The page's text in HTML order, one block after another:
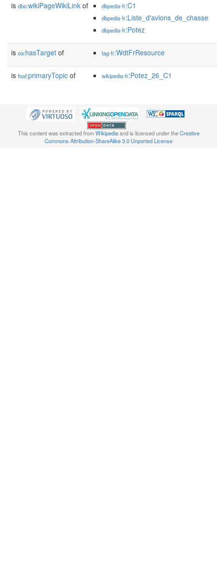
is dbo:wikiPageWikiLink of dbpedia-fr:C1
dbpedia-fr:Liste_d'avions_de_chasse
dbpedia-fr:Potez
is oa:hasTarget of tag-fr:WdtFrResource
is foaf:primaryTopic of wikipedia-fr:Potez_26_C1
This content was extracted fromWikipediaand is licensed under theCreative
Commons Attribution-ShareAlike 3.0 Unported License